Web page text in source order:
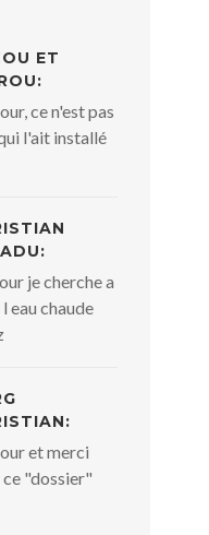
ET
ce n'est pas
l'ait installé
je cherche a
eau chaude
et merci
"dossier"